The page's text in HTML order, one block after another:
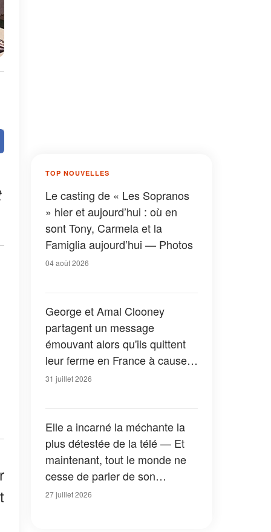
TOP NOUVELLES
Le casting de « Les Sopranos
» hier et aujourd’hui : où en
sont Tony, Carmela et la
Famiglia aujourd’hui — Photos
04 août 2026
George et Amal Clooney
partagent un message
émouvant alors qu'ils quittent
leur ferme en France à cause
des feux de forêt — Tous les
31 juillet 2026
Elle a incarné la méchante la
plus détestée de la télé — Et
maintenant, tout le monde ne
cesse de parler de son
apparition dans la nouvelle
27 juillet 2026